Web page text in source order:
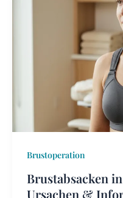
Brustoperation
Brustabsacken
Ursachen &
Informationen
Experten‑Leitfaden